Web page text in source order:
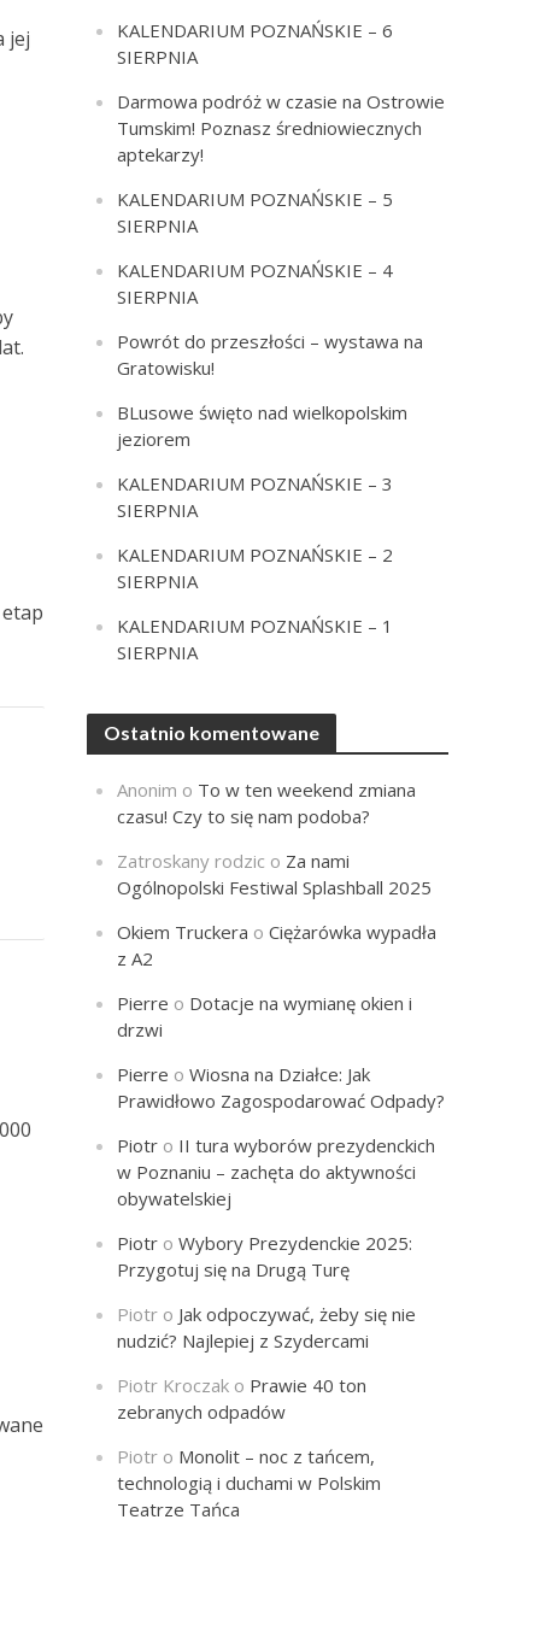
jej
KALENDARIUM POZNAŃSKIE – 6
SIERPNIA
Darmowa podróż w czasie na Ostrowie
Tumskim! Poznasz średniowiecznych
aptekarzy!
KALENDARIUM POZNAŃSKIE – 5
SIERPNIA
KALENDARIUM POZNAŃSKIE – 4
SIERPNIA
Powrót do przeszłości – wystawa na
Gratowisku!
BLusowe święto nad wielkopolskim
jeziorem
KALENDARIUM POZNAŃSKIE – 3
SIERPNIA
KALENDARIUM POZNAŃSKIE – 2
SIERPNIA
KALENDARIUM POZNAŃSKIE – 1
SIERPNIA
Ostatnio komentowane
Anonim o To w ten weekend zmiana
czasu! Czy to się nam podoba?
Zatroskany rodzic o Za nami
Ogólnopolski Festiwal Splashball 2025
Okiem Truckera oCiężarówka wypadła
z A2
Pierre o Dotacje na wymianę okien i
drzwi
Pierre oWiosna na Działce: Jak
Prawidłowo Zagospodarować Odpady?
Piotr o II tura wyborów prezydenckich
w Poznaniu – zachęta do aktywności
obywatelskiej
Piotr oWybory Prezydenckie 2025:
Przygotuj się na Drugą Turę
Piotr o Jak odpoczywać, żeby się nie
nudzić? Najlepiej z Szydercami
Piotr Kroczak o Prawie 40 ton
zebranych odpadów
Piotr o Monolit – noc z tańcem,
technologią i duchami w Polskim
Teatrze Tańca